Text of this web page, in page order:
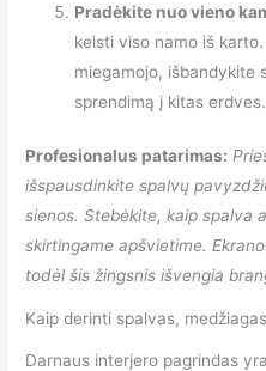
Pradėkite nuo vieno
keisti viso namo iš
miegamojo, išbandykite
sprendimą į kitas erdves.
Profesionalus patarimas:
išspausdinkite spalvų
sienos. Stebėkite, kaip spalva
skirtingame apšvietime.
todėl šis žingsnis išvengia
Kaip derinti spalvas,
Darnaus interjero pagrindas